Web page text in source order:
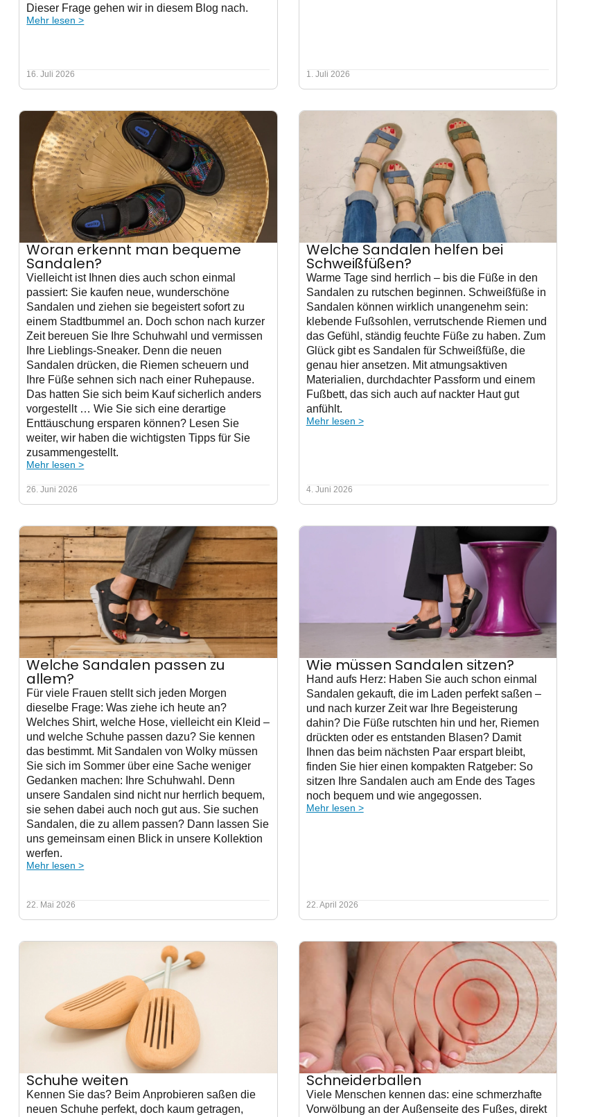
Dieser Frage gehen wir in diesem Blog nach.
Mehr lesen >
16. Juli 2026 1. Juli 2026
Woran erkennt man bequeme
Sandalen?
Vielleicht ist Ihnen dies auch schon einmal
passiert: Sie kaufen neue, wunderschöne
Sandalen und ziehen sie begeistert sofort zu
einem Stadtbummel an. Doch schon nach kurzer
Zeit bereuen Sie Ihre Schuhwahl und vermissen
Ihre Lieblings-Sneaker. Denn die neuen
Sandalen drücken, die Riemen scheuern und
Ihre Füße sehnen sich nach einer Ruhepause.
Das hatten Sie sich beim Kauf sicherlich anders
vorgestellt … Wie Sie sich eine derartige
Enttäuschung ersparen können? Lesen Sie
weiter, wir haben die wichtigsten Tipps für Sie
zusammengestellt.
Mehr lesen >
26. Juni 2026
Welche Sandalen helfen bei
Schweißfüßen?
Warme Tage sind herrlich – bis die Füße in den
Sandalen zu rutschen beginnen. Schweißfüße in
Sandalen können wirklich unangenehm sein:
klebende Fußsohlen, verrutschende Riemen und
das Gefühl, ständig feuchte Füße zu haben. Zum
Glück gibt es Sandalen für Schweißfüße, die
genau hier ansetzen. Mit atmungsaktiven
Materialien, durchdachter Passform und einem
Fußbett, das sich auch auf nackter Haut gut
anfühlt.
Mehr lesen >
4. Juni 2026
Welche Sandalen passen zu
allem?
Für viele Frauen stellt sich jeden Morgen
dieselbe Frage: Was ziehe ich heute an?
Welches Shirt, welche Hose, vielleicht ein Kleid –
und welche Schuhe passen dazu? Sie kennen
das bestimmt. Mit Sandalen von Wolky müssen
Sie sich im Sommer über eine Sache weniger
Gedanken machen: Ihre Schuhwahl. Denn
unsere Sandalen sind nicht nur herrlich bequem,
sie sehen dabei auch noch gut aus. Sie suchen
Sandalen, die zu allem passen? Dann lassen Sie
uns gemeinsam einen Blick in unsere Kollektion
werfen.
Mehr lesen >
22. Mai 2026
Wie müssen Sandalen sitzen?
Hand aufs Herz: Haben Sie auch schon einmal
Sandalen gekauft, die im Laden perfekt saßen –
und nach kurzer Zeit war Ihre Begeisterung
dahin? Die Füße rutschten hin und her, Riemen
drückten oder es entstanden Blasen? Damit
Ihnen das beim nächsten Paar erspart bleibt,
finden Sie hier einen kompakten Ratgeber: So
sitzen Ihre Sandalen auch am Ende des Tages
noch bequem und wie angegossen.
Mehr lesen >
22. April 2026
Schuhe weiten
Kennen Sie das? Beim Anprobieren saßen die
neuen Schuhe perfekt, doch kaum getragen,
Schneiderballen
Viele Menschen kennen das: eine schmerzhafte
Vorwölbung an der Außenseite des Fußes, direkt